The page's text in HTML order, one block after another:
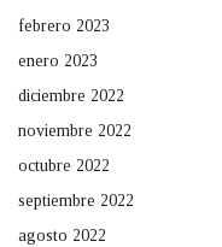
febrero 2023
enero 2023
diciembre 2022
noviembre 2022
octubre 2022
septiembre 2022
agosto 2022